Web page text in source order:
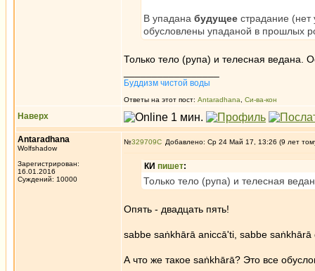
В упадана будущее страдание
обусловлены упаданой в прошлых
Только тело (рупа) и телесная ведана.
Буддизм чистой воды
Ответы на этот пост: Antaradhana Си-ва-кон
Наверх
Antaradhana
Wolfshadow
Зарегистрирован:
16.01.2016
Суждений: 10000
№329709 Добавлено: Ср 24 Май 17, 13:26 (9 лет
КИ пишет:
Только тело (рупа) и телесная
Опять - двадцать пять!
sabbe saṅkhārā aniccā'ti, sabbe saṅkhārā
А что же такое saṅkhārā? Это все